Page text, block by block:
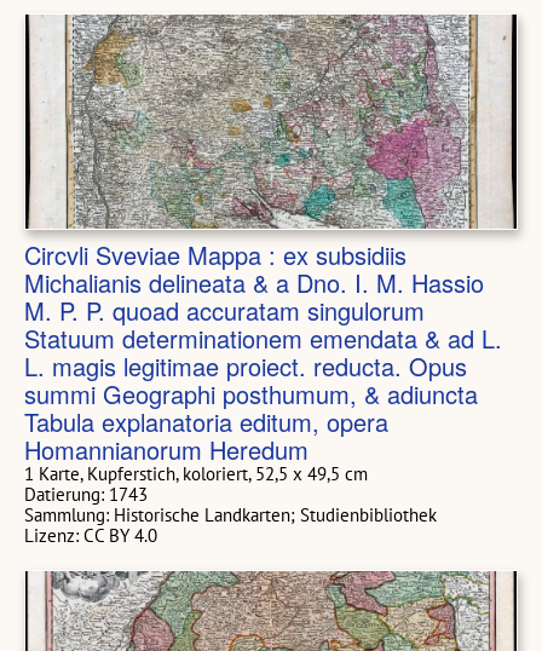
Circvli Sveviae Mappa : ex subsidiis
Michalianis delineata & a Dno. I. M. Hassio
M. P. P. quoad accuratam singulorum
Statuum determinationem emendata & ad L.
L. magis legitimae proiect. reducta. Opus
summi Geographi posthumum, & adiuncta
Tabula explanatoria editum, opera
Homannianorum Heredum
1 Karte, Kupferstich, koloriert, 52,5 x 49,5 cm
Datierung: 1743
Sammlung: Historische Landkarten; Studienbibliothek
Lizenz: CC BY 4.0